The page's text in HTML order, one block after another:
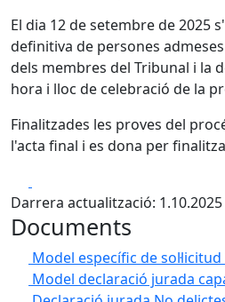
El dia 12 de setembre de 2025
definitiva de persones
dels membres del Tribunal i la
hora i lloc de celebració de la
Finalitzades les proves del
l'acta final i es dona per
Darrera actualització:
Documents
Model específic de sol·licitud
Model declaració jurada